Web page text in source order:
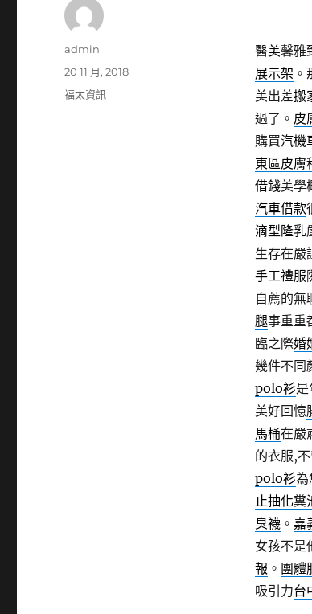
醫美馨雅
展示架
美出差搬
過了。 皮
購買汽機
東區皮膚
借錢美學
汽車借款
滴型隆乳
生存在嚴
手工禮服
自薦的無
腿事重重
臨之際婚
幾件不同
polo衫
美好回憶
馬桶在嚴
的衣服,
polo衫為
止抽化糞
臭襪。 嘉
女孩不是
報 。 團體
吸引力台
作
admin
發
佈
20 11 月, 2018
分
福太資訊